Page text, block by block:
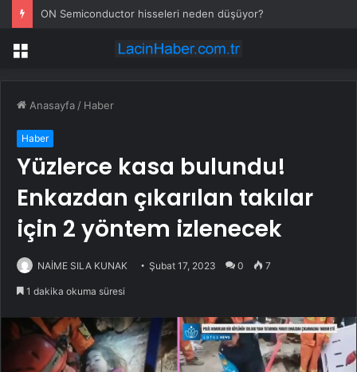
ON Semiconductor hisseleri neden düşüyor?
Menü
Anasayfa / Haber
Haber
Yüzlerce kasa bulundu!
Enkazdan çıkarılan takılar
için 2 yöntem izlenecek
NAİME SILA KUNAK Şubat 17, 2023 0 7
1 dakika okuma süresi